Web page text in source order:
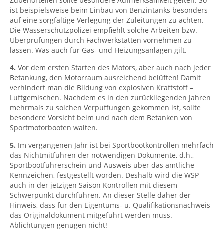
ist beispielsweise beim Einbau von Benzintanks besonders
auf eine sorgfältige Verlegung der Zuleitungen zu achten.
Die Wasserschutzpolizei empfiehlt solche Arbeiten bzw.
Überprüfungen durch Fachwerkstätten vornehmen zu
lassen. Was auch für Gas- und Heizungsanlagen gilt.
4. Vor dem ersten Starten des Motors, aber auch nach jeder
Betankung, den Motorraum ausreichend belüften! Damit
verhindert man die Bildung von explosiven Kraftstoff –
Luftgemischen. Nachdem es in den zurückliegenden Jahren
mehrmals zu solchen Verpuffungen gekommen ist, sollte
besondere Vorsicht beim und nach dem Betanken von
Sportmotorbooten walten.
5. Im vergangenen Jahr ist bei Sportbootkontrollen mehrfach
das Nichtmitführen der notwendigen Dokumente, d.h.,
Sportbootführerschein und Ausweis über das amtliche
Kennzeichen, festgestellt worden. Deshalb wird die WSP
auch in der jetzigen Saison Kontrollen mit diesem
Schwerpunkt durchführen. An dieser Stelle daher der
Hinweis, dass für den Eigentums- u. Qualifikationsnachweis
das Originaldokument mitgeführt werden muss.
Ablichtungen genügen nicht!